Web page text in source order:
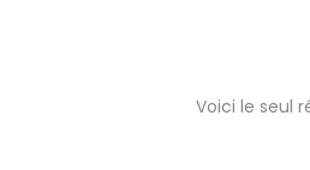
Voici le seul